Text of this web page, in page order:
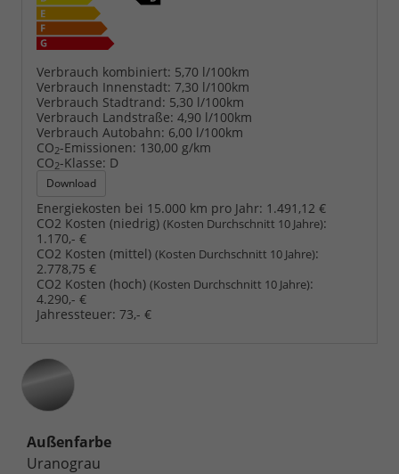
Verbrauch kombiniert: 5,70 l/100km
Verbrauch Innenstadt: 7,30 l/100km
Verbrauch Stadtrand: 5,30 l/100km
Verbrauch Landstraße: 4,90 l/100km
Verbrauch Autobahn: 6,00 l/100km
CO2-Emissionen: 130,00 g/km
CO2-Klasse: D
Download
Energiekosten bei 15.000 km pro Jahr: 1.491,12 €
CO2 Kosten (niedrig) (Kosten Durchschnitt 10 Jahre):
1.170,- €
CO2 Kosten (mittel) (Kosten Durchschnitt 10 Jahre):
2.778,75 €
CO2 Kosten (hoch) (Kosten Durchschnitt 10 Jahre):
4.290,- €
Jahressteuer: 73,- €
Außenfarbe
Uranograu